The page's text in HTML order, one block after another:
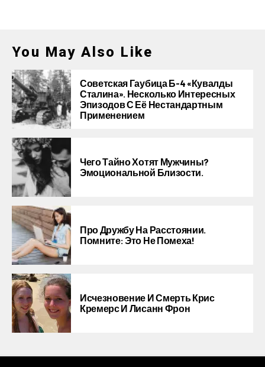
You May Also Like
Советская Гаубица Б-4 «Кувалды
Сталина». Несколько Интересных
Эпизодов С Её Нестандартным
Применением
Чего Тайно Хотят Мужчины?
Эмоциональной Близости.
Про Дружбу На Расстоянии.
Помните: Это Не Помеха!
Исчезновение И Смерть Крис
Кремерс И Лисанн Фрон